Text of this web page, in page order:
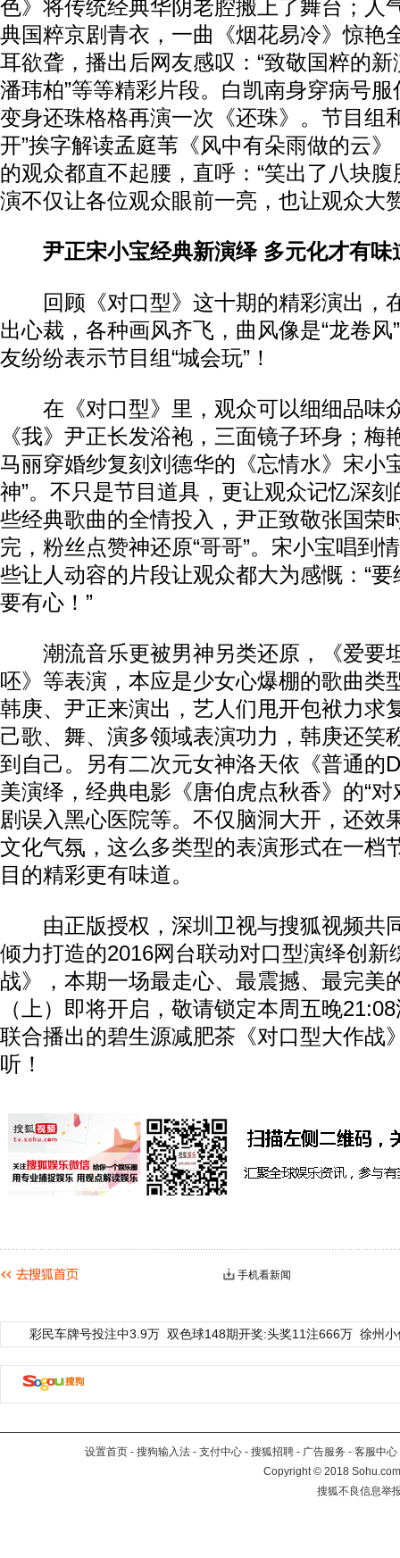
色》将传统经典华阴老腔搬上了舞台；人
典国粹京剧青衣，一曲《烟花易冷》惊艳
耳欲聋，播出后网友感叹：“致敬国粹的
潘玮柏”等等精彩片段。白凯南身穿病号
变身还珠格格再演一次《还珠》。节目组
开”挨字解读孟庭苇《风中有朵雨做的云
的观众都直不起腰，直呼：“笑出了八块腹
演不仅让各位观众眼前一亮，也让观众大
尹正宋小宝经典新演绎 多元化才有味
回顾《对口型》这十期的精彩演出，
出心裁，各种画风齐飞，曲风像是“龙卷风
友纷纷表示节目组“城会玩”！
在《对口型》里，观众可以细细品味
《我》尹正长发浴袍，三面镜子环身；梅
马丽穿婚纱复刻刘德华的《忘情水》宋小
神”。不只是节目道具，更让观众记忆深
些经典歌曲的全情投入，尹正致敬张国荣
完，粉丝点赞神还原“哥哥”。宋小宝唱到
些让人动容的片段让观众都大为感慨：“
要有心！”
潮流音乐更被男神另类还原，《爱要
呸》等表演，本应是少女心爆棚的歌曲类
韩庚、尹正来演出，艺人们甩开包袱力求
己歌、舞、演多领域表演功力，韩庚还笑
到自己。另有二次元女神洛天依《普通的
美演绎，经典电影《唐伯虎点秋香》的“对
剧误入黑心医院等。不仅脑洞大开，还效
文化气氛，这么多类型的表演形式在一档
目的精彩更有味道。
由正版授权，深圳卫视与搜狐视频共
倾力打造的2016网台联动对口型演绎创新
战》，本期一场最走心、最震撼、最完美
（上）即将开启，敬请锁定本周五晚
联合播出的碧生源减肥茶《对口型大作战
听！
手机看新闻
彩民车牌号投注中3.9万 双色球148期开奖:头奖11注666万 徐州
设置首页 - 搜狗输入法 - 支付中心 - 搜狐招聘 - 广告服务 - 客服中心
Copyright©2018
搜狐不良信息举